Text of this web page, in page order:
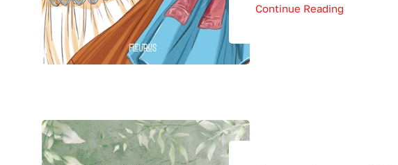
Continue Reading